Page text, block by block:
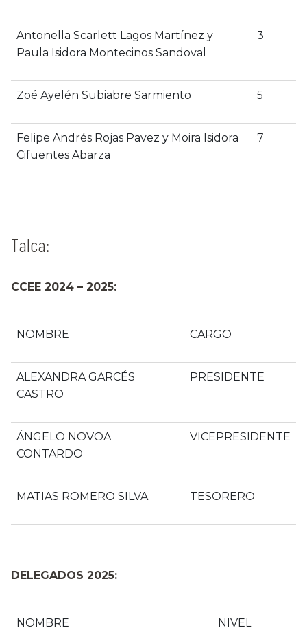
Antonella Scarlett Lagos Martínez y
Paula Isidora Montecinos Sandoval
3
Zoé Ayelén Subiabre Sarmiento 5
Felipe Andrés Rojas Pavez y Moira Isidora
Cifuentes Abarza
7
Talca:
CCEE 2024 – 2025:
NOMBRE CARGO
ALEXANDRA GARCÉS
CASTRO
PRESIDENTE
ÁNGELO NOVOA
CONTARDO
VICEPRESIDENTE
MATIAS ROMERO SILVA TESORERO
DELEGADOS 2025:
NOMBRE NIVEL